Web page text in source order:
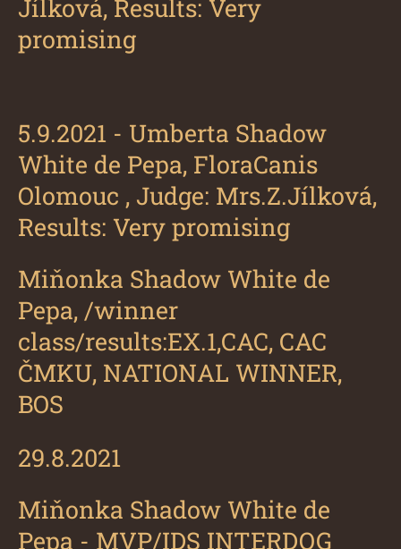
Jílková, Results: Very
promising
5.9.2021 - Umberta Shadow
White de Pepa, FloraCanis
Olomouc , Judge: Mrs.Z.Jílková,
Results: Very promising
Miňonka Shadow White de
Pepa, /winner
class/results:EX.1,CAC, CAC
ČMKU, NATIONAL WINNER,
BOS
29.8.2021
Miňonka Shadow White de
Pepa - MVP/IDS INTERDOG